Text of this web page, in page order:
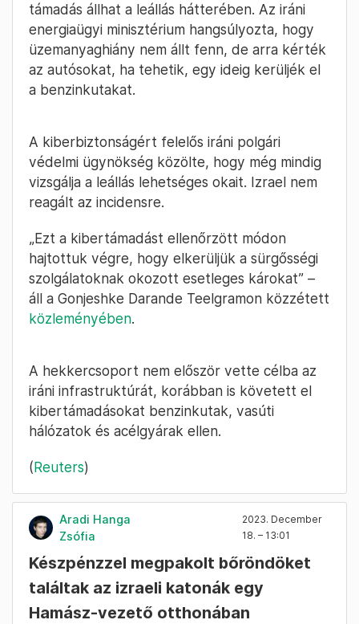
támadás állhat a leállás hátterében. Az iráni
energiaügyi minisztérium hangsúlyozta, hogy
üzemanyaghiány nem állt fenn, de arra kérték
az autósokat, ha tehetik, egy ideig kerüljék el
a benzinkutakat.
A kiberbiztonságért felelős iráni polgári
védelmi ügynökség közölte, hogy még mindig
vizsgálja a leállás lehetséges okait. Izrael nem
reagált az incidensre.
„Ezt a kibertámadást ellenőrzött módon
hajtottuk végre, hogy elkerüljük a sürgősségi
szolgálatoknak okozott esetleges károkat” –
áll a Gonjeshke Darande Teelgramon közzétett
közleményében.
A hekkercsoport nem először vette célba az
iráni infrastruktúrát, korábban is követett el
kibertámadásokat benzinkutak, vasúti
hálózatok és acélgyárak ellen.
(Reuters)
Aradi Hanga
Zsófia
2023. December
18. – 13:01
Készpénzzel megpakolt bőröndöket
találtak az izraeli katonák egy
Hamász-vezető otthonában